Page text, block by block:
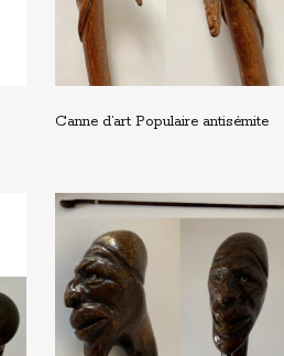
Canne d’art Populaire antisémite